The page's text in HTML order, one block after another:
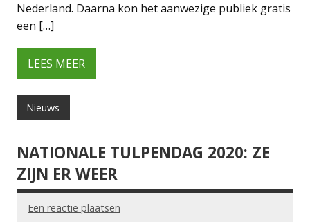
Nederland. Daarna kon het aanwezige publiek gratis
een […]
LEES MEER
Nieuws
NATIONALE TULPENDAG 2020: ZE
ZIJN ER WEER
Een reactie plaatsen